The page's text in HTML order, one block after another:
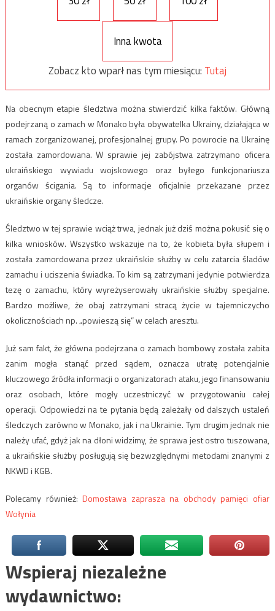
Inna kwota
Zobacz kto wparł nas tym miesiącu: Tutaj
Na obecnym etapie śledztwa można stwierdzić kilka faktów. Główną
podejrzaną o zamach w Monako była obywatelka Ukrainy, działająca w
ramach zorganizowanej, profesjonalnej grupy. Po powrocie na Ukrainę
została zamordowana. W sprawie jej zabójstwa zatrzymano oficera
ukraińskiego wywiadu wojskowego oraz byłego funkcjonariusza
organów ścigania. Są to informacje oficjalnie przekazane przez
ukraińskie organy śledcze.
Śledztwo w tej sprawie wciąż trwa, jednak już dziś można pokusić się o
kilka wniosków. Wszystko wskazuje na to, że kobieta była słupem i
została zamordowana przez ukraińskie służby w celu zatarcia śladów
zamachu i uciszenia świadka. To kim są zatrzymani jedynie potwierdza
tezę o zamachu, który wyreżyserowały ukraińskie służby specjalne.
Bardzo możliwe, że obaj zatrzymani stracą życie w tajemniczycho
okolicznościach np. „powieszą się” w celach aresztu.
Już sam fakt, że główna podejrzana o zamach bombowy została zabita
zanim mogła stanąć przed sądem, oznacza utratę potencjalnie
kluczowego źródła informacji o organizatorach ataku, jego finansowaniu
oraz osobach, które mogły uczestniczyć w przygotowaniu całej
operacji. Odpowiedzi na te pytania będą zależały od dalszych ustaleń
śledczych zarówno w Monako, jak i na Ukrainie. Tym drugim jednak nie
należy ufać, gdyż jak na dłoni widzimy, że sprawa jest ostro tuszowana,
a ukraińskie służby posługują się bezwzględnymi metodami znanymi z
NKWD i KGB.
Polecamy również:Domostawa zaprasza na obchody pamięci ofiar
Wołynia
Wspieraj niezależne
wydawnictwo: